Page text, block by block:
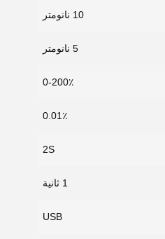
10 نانومتر
5 نانومتر
0-200٪
0.01٪
2S
1 ثانية
USB